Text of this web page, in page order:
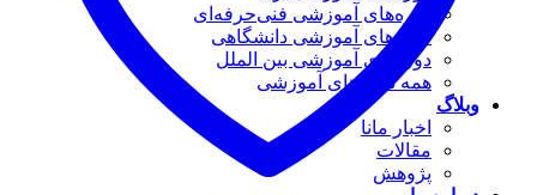
دوره‌های آموزشی فنی‌حرفه‌ای
دوره‌های آموزشی دانشگاهی
دوره‌های آموزشی بین الملل
همه دوره‌های آموزشی
وبلاگ
اخبار مانا
مقالات
پژوهش